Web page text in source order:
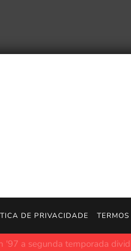
DE PRIVACIDADE
criativo